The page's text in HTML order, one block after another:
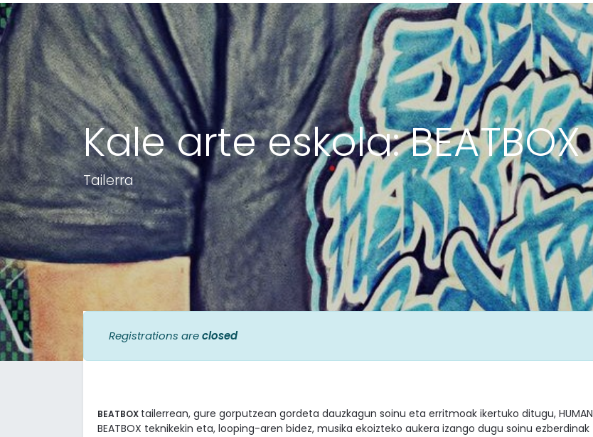
Kale arte eskola: BEATBOX
Tailerra
Registrations areclosed
BEATBOX tailerrean, gure gorputzean gordeta dauzkagun soinu eta erritmoak ikertuko ditugu, HUMAN
BEATBOX teknikekin eta, looping-aren bidez, musika ekoizteko aukera izango dugu soinu ezberdinak